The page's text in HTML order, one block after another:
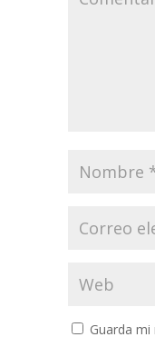
Guarda